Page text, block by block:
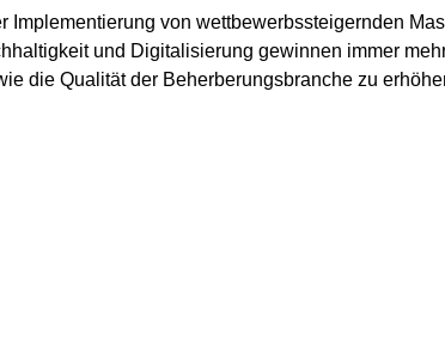
von wettbewerbssteigernden
und Digitalisierung gewinnen immer
die Qualität der Beherberungsbranche zu